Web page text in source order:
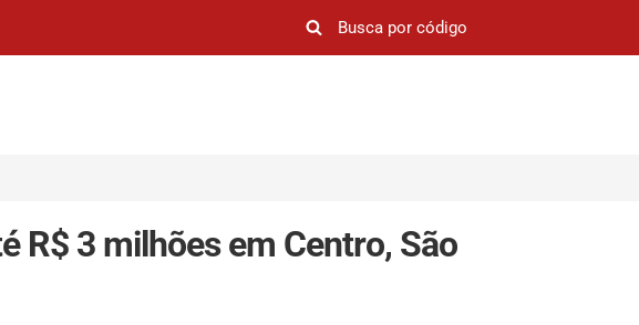
R$ 3 milhões em Centro, São